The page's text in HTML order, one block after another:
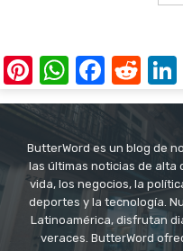
Pinterest
ButterWord es un blog de
las últimas noticias de alta
vida, los negocios, la
deportes y la tecnología.
Latinoamérica, disfrutan
veraces. ButterWord